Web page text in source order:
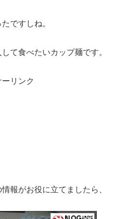
ですしね。
て食べたいカップ麺です。
リンク
報がお役に立てましたら、